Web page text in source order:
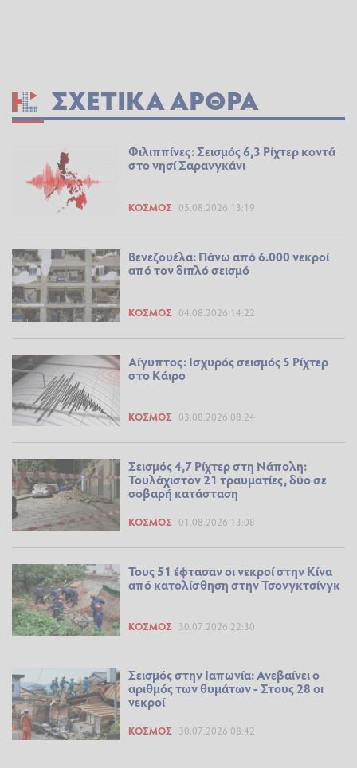
ΣΧΕΤΙΚΆ ΆΡΘΡΑ
Φιλιππίνες: Σεισμός 6,3 Ρίχτερ κοντά
στο νησί Σαρανγκάνι
ΚΌΣΜΟΣ 05.08.2026 13:19
Βενεζουέλα: Πάνω από 6.000 νεκροί
από τον διπλό σεισμό
ΚΌΣΜΟΣ 04.08.2026 14:22
Αίγυπτος: Ισχυρός σεισμός 5 Ρίχτερ
στο Κάιρο
ΚΌΣΜΟΣ 03.08.2026 08:24
Σεισμός 4,7 Ρίχτερ στη Νάπολη:
Τουλάχιστον 21 τραυματίες, δύο σε
σοβαρή κατάσταση
ΚΌΣΜΟΣ 01.08.2026 13:08
Τους 51 έφτασαν οι νεκροί στην Κίνα
από κατολίσθηση στην Τσονγκτσίνγκ
ΚΌΣΜΟΣ 30.07.2026 22:30
Σεισμός στην Ιαπωνία: Ανεβαίνει ο
αριθμός των θυμάτων - Στους 28 οι
νεκροί
ΚΌΣΜΟΣ 30.07.2026 08:42